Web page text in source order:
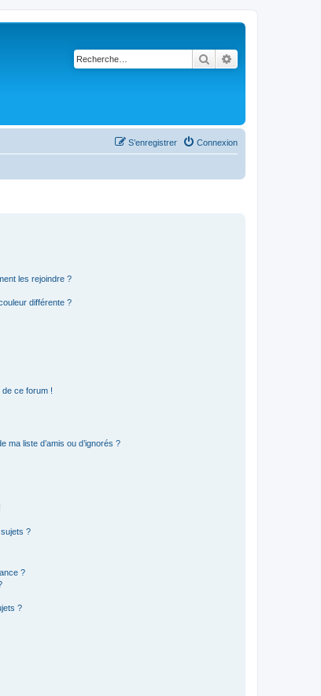
Rechercher
Connexion
S’enregistrer
les rejoindre ?
différente ?
de ce forum !
ma liste d’amis ou d’ignorés ?
?
?
?